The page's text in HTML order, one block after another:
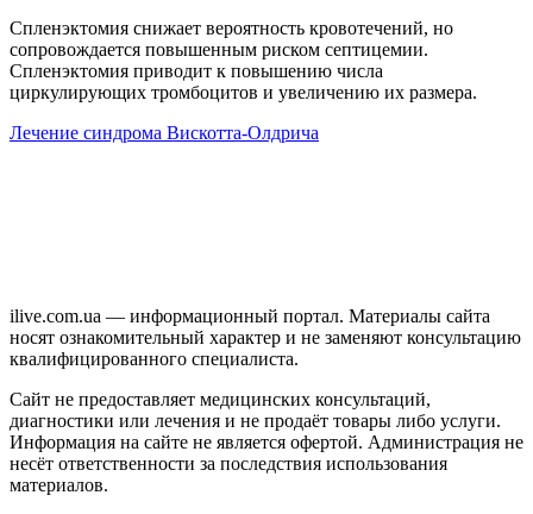
Спленэктомия снижает вероятность кровотечений, но
сопровождается повышенным риском септицемии.
Спленэктомия приводит к повышению числа
циркулирующих тромбоцитов и увеличению их размера.
Лечение синдрома Вискотта-Олдрича
ilive.com.ua — информационный портал. Материалы сайта
носят ознакомительный характер и не заменяют консультацию
квалифицированного специалиста.
Сайт не предоставляет медицинских консультаций,
диагностики или лечения и не продаёт товары либо услуги.
Информация на сайте не является офертой. Администрация не
несёт ответственности за последствия использования
материалов.